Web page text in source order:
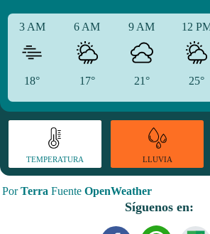
3 AM
18°
6 AM
17°
9 AM
21°
12
25°
TEMPERATURA LLUVIA
PorTerra Fuente OpenWeather
Síguenos en: